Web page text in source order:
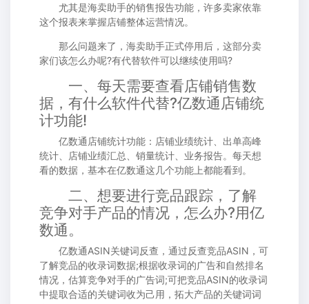
尤其是海卖助手的销售报告功能，许多卖家依靠
这个报表来掌握店铺整体运营情况。
那么问题来了，海卖助手正式停用后，这部分卖
家们该怎么办呢?有代替软件可以继续使用吗?
一、每天需要查看店铺销售数
据，有什么软件代替?亿数通店铺统
计功能!
亿数通店铺统计功能：店铺业绩统计、出单高峰
统计、店铺业绩汇总、销量统计、业务报告。每天想
看的数据，基本在亿数通这几个功能上都能看到。
二、想要进行竞品跟踪，了解
竞争对手产品的情况，怎么办?用亿
数通。
亿数通ASIN关键词反查，通过反查竞品ASIN，可
了解竞品的收录词数据;根据收录词的广告和自然排名
情况，估算竞争对手的广告词;可把竞品ASIN的收录词
中提取合适的关键词收为己用，拓大产品的关键词词